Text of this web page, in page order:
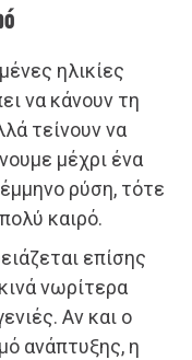
ηλικίες
να κάνουν τη
τείνουν να
μέχρι ένα
ρύση, τότε
καιρό.
επίσης
νωρίτερα
Αν και ο
ανάπτυξης, η